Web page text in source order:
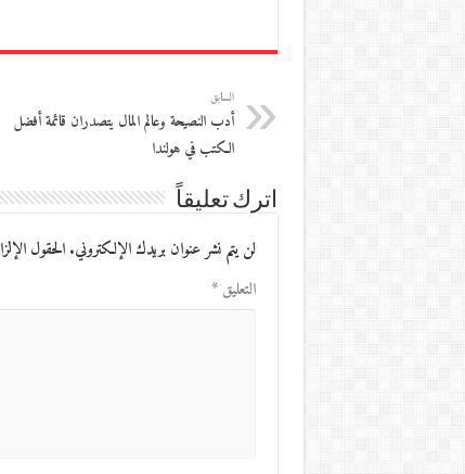
السابق
أدب النصيحة وعالم المال يتصدران قائمة أفضل
الكتب في هولندا
اترك تعليقاً
لن يتم نشر عنوان بريدك الإلكتروني. الحقول
التعليق*